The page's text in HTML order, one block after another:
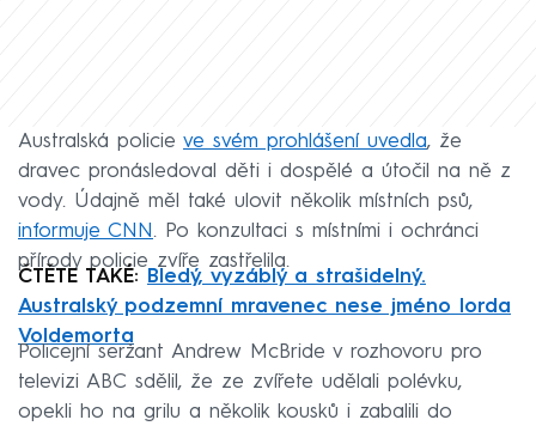
Australská policie ve svém prohlášení uvedla, že
dravec pronásledoval děti i dospělé a útočil na ně z
vody. Údajně měl také ulovit několik místních psů,
informuje CNN. Po konzultaci s místními i ochránci
přírody policie zvíře zastřelila.
ČTĚTE TAKÉ:
Bledý, vyzáblý a strašidelný.
Australský podzemní mravenec nese jméno lorda
Voldemorta
Policejní seržant Andrew McBride v rozhovoru pro
televizi ABC sdělil, že ze zvířete udělali polévku,
opekli ho na grilu a několik kousků i zabalili do